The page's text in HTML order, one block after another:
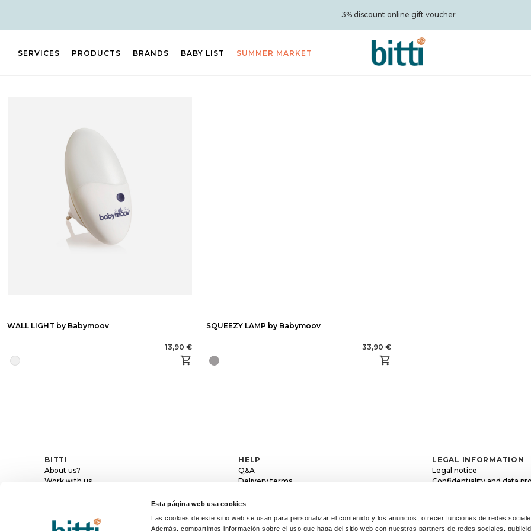
Esta página web usa cookies
Las cookies de este sitio web se usan para personalizar el contenido y los anuncios, ofrecer funciones de redes
Además, compartimos información sobre el uso que haga del sitio web con nuestros partners de redes sociales,
3% discount online gift voucher
SERVICES PRODUCTS BRANDS BABY LIST SUMMER MARKET
WALL LIGHT by Babymoov
13,90 €
SQUEEZY LAMP by Babymoov
33,90 €
BITTI
About us?
Work with us
HELP
Q&A
Delivery terms
Post-sale incidence
LEGAL INFORMATION
Legal notice
Confidentiality and data